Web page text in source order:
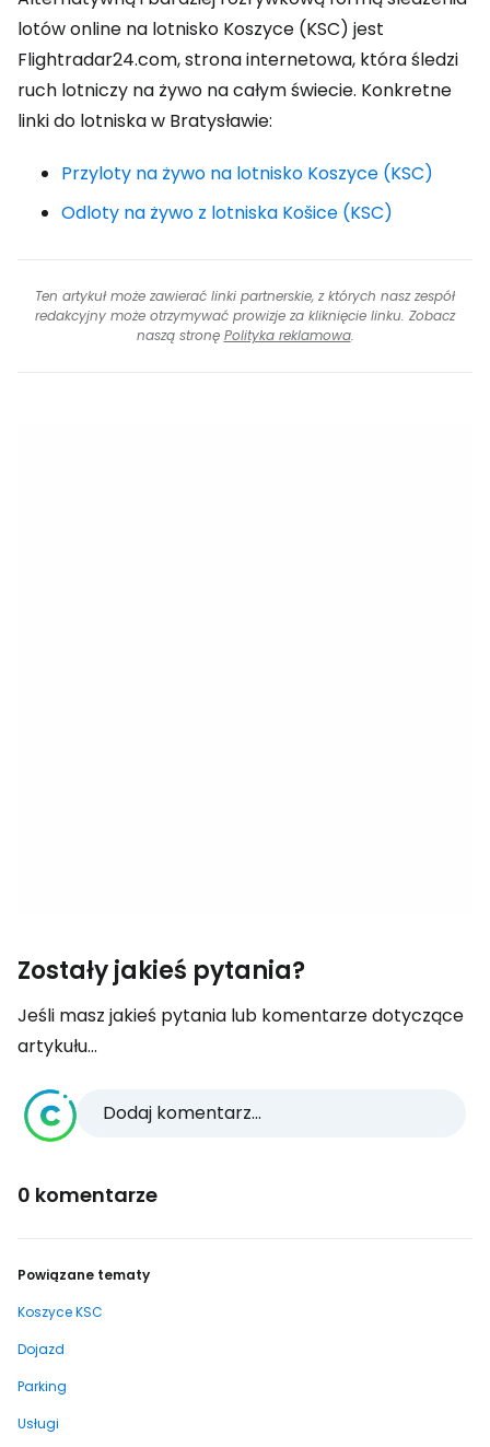
lotów online na lotnisko Koszyce (KSC) jest
Flightradar24.com, strona internetowa, która śledzi
ruch lotniczy na żywo na całym świecie. Konkretne
linki do lotniska w Bratysławie:
Przyloty na żywo na lotnisko Koszyce (KSC)
Odloty na żywo z lotniska Košice (KSC)
Ten artykuł może zawierać linki partnerskie, z których nasz zespół
redakcyjny może otrzymywać prowizje za kliknięcie linku. Zobacz
naszą stronę Polityka reklamowa.
Zostały jakieś pytania?
Jeśli masz jakieś pytania lub komentarze dotyczące
artykułu...
Dodaj komentarz...
0 komentarze
Powiązane tematy
Koszyce KSC
Dojazd
Parking
Usługi